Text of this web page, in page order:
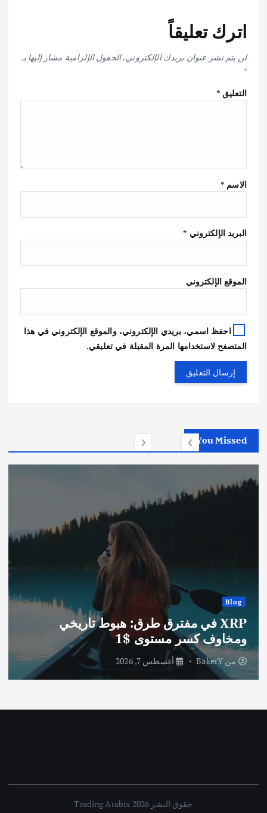
اترك تعليقاً
لن يتم نشر عنوان بريدك الإلكتروني.الحقول الإلزامية مشار إليها بـ
*
التعليق*
الاسم *
البريد الإلكتروني *
الموقع الإلكتروني
احفظ اسمي، بريدي الإلكتروني، والموقع الإلكتروني في هذا
المتصفح لاستخدامها المرة المقبلة في تعليقي.
You Missed
Blog
XRP في مفترق طرق: هبوط تاريخي
ومخاوف كسر مستوى $1
منBakerY أغسطس 7, 2026
حقوق النشر 2026 Trading Arabix